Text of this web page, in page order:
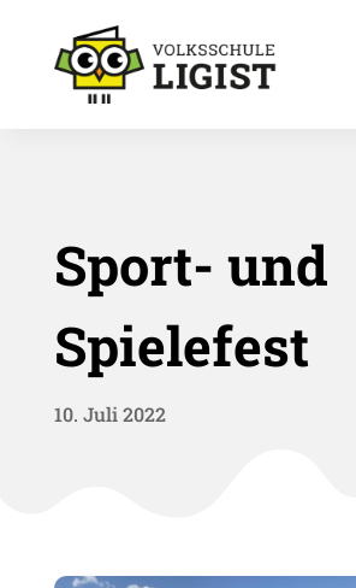
Sport- und
Spielefest
10. Juli 2022